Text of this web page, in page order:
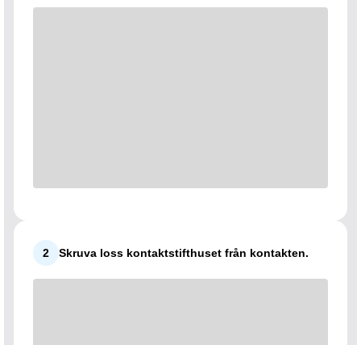
2 Skruva loss kontaktstifthuset från kontakten.